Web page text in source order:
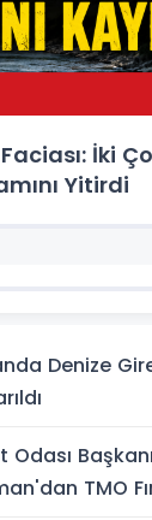
İki
Yitirdi
Denize
Odası Başkanı
TMO